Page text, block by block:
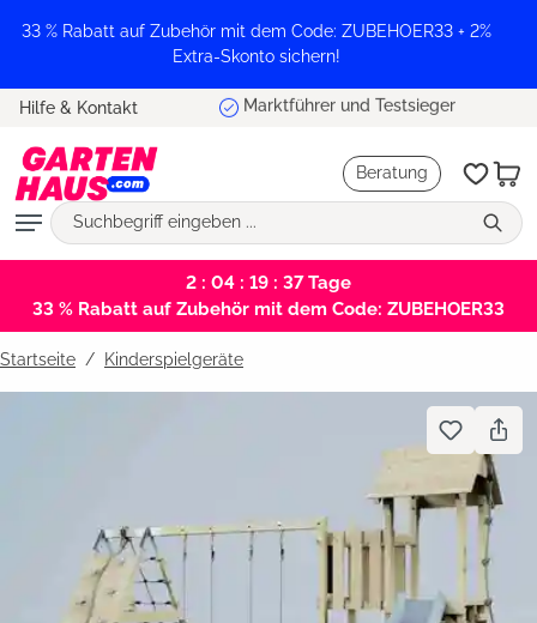
springen
33 % Rabatt auf Zubehör mit dem Code: ZUBEHOER33 + 2%
Extra-Skonto sichern!
Hilfe & Kontakt Marktführer und Testsieger
Beratung
2 : 04 : 19 : 36Tage
33 % Rabatt auf Zubehör mit dem Code: ZUBEHOER33
Startseite Kinderspielgeräte